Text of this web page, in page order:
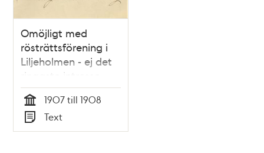
Omöjligt med
rösträttsförening i
Liljeholmen - ej det
ringaste intresse
Tid
1907 till 1908
Typ
Text